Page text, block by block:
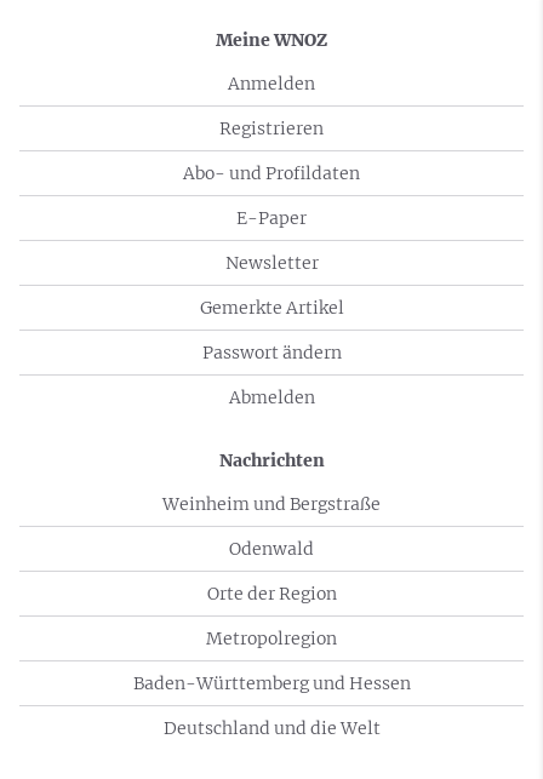
Meine WNOZ
Anmelden
Registrieren
Abo- und Profildaten
E-Paper
Newsletter
Gemerkte Artikel
Passwort ändern
Abmelden
Nachrichten
Weinheim und Bergstraße
Odenwald
Orte der Region
Metropolregion
Baden-Württemberg und Hessen
Deutschland und die Welt